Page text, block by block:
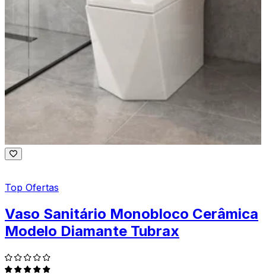
Top Ofertas
Vaso Sanitário Monobloco Cerâmica
Modelo Diamante Tubrax